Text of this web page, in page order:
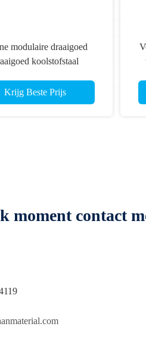
modulaire draaigoed
koolstofstaal
Krijg Beste Prijs
moment contact